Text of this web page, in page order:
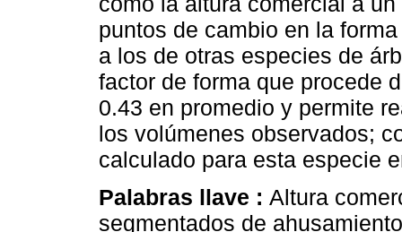
puntos de cambio en la
a los de otras especies de
factor de forma que procede
0.43 en promedio y permite
los volúmenes observados;
calculado para esta especie
Palabras llave : Altura
segmentados de